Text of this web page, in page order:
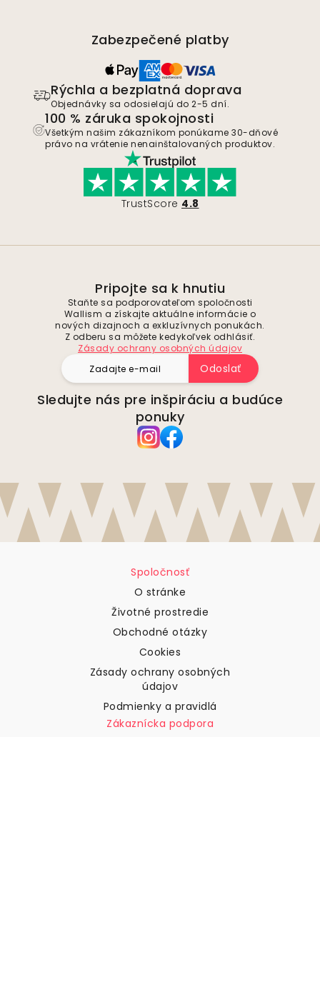
Zabezpečené platby
Rýchla a bezplatná doprava
Objednávky sa odosielajú do 2-5 dní.
100 % záruka spokojnosti
Všetkým našim zákazníkom ponúkame 30-dňové
právo na vrátenie nenainštalovaných produktov.
TrustScore 4.8
Pripojte sa k hnutiu
Staňte sa podporovateľom spoločnosti
Wallism a získajte aktuálne informácie o
nových dizajnoch a exkluzívnych ponukách.
Z odberu sa môžete kedykoľvek odhlásiť.
Zásady ochrany osobných údajov
Odoslať
Sledujte nás pre inšpiráciu a budúce
ponuky
Spoločnosť
O stránke
Životné prostredie
Obchodné otázky
Cookies
Zásady ochrany osobných
údajov
Podmienky a pravidlá
Zákaznícka podpora